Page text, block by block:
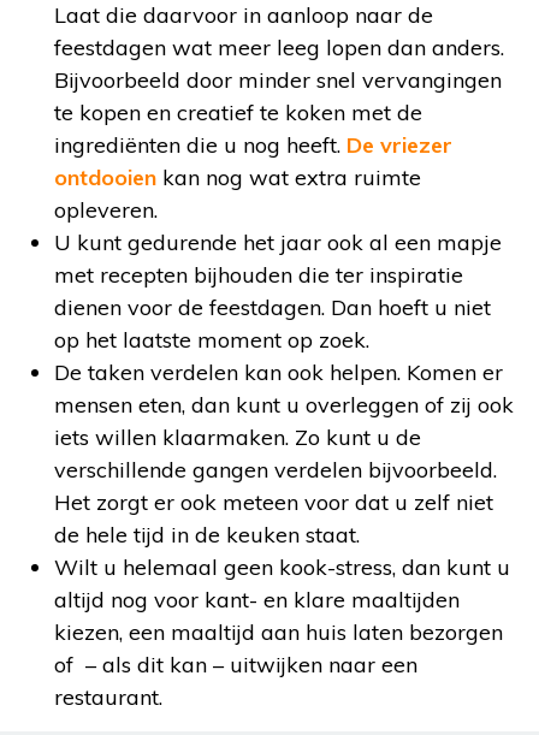
Laat die daarvoor in aanloop naar de
feestdagen wat meer leeg lopen dan anders.
Bijvoorbeeld door minder snel vervangingen
te kopen en creatief te koken met de
ingrediënten die u nog heeft. De vriezer
ontdooien kan nog wat extra ruimte
opleveren.
U kunt gedurende het jaar ook al een mapje
met recepten bijhouden die ter inspiratie
dienen voor de feestdagen. Dan hoeft u niet
op het laatste moment op zoek.
De taken verdelen kan ook helpen. Komen er
mensen eten, dan kunt u overleggen of zij ook
iets willen klaarmaken. Zo kunt u de
verschillende gangen verdelen bijvoorbeeld.
Het zorgt er ook meteen voor dat u zelf niet
de hele tijd in de keuken staat.
Wilt u helemaal geen kook-stress, dan kunt u
altijd nog voor kant- en klare maaltijden
kiezen, een maaltijd aan huis laten bezorgen
of – als dit kan – uitwijken naar een
restaurant.